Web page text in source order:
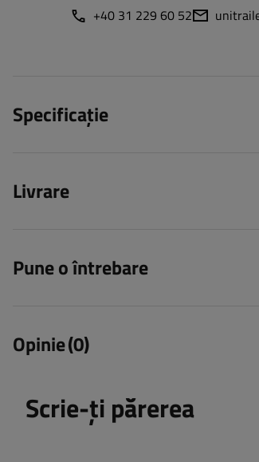
+40 31 229 60 52
Specificație
Livrare
Pune o întrebare
Opinie(0)
Scrie-ți părerea